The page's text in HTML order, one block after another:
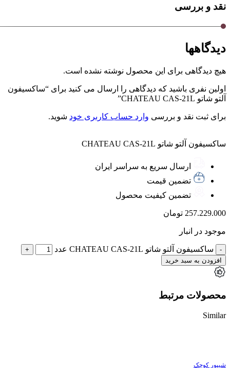
نقد و بررسی
دیدگاهها
هیچ دیدگاهی برای این محصول نوشته نشده است.
اولین نفری باشید که دیدگاهی را ارسال می کنید برای “ساکسیفون
آلتو شاتو CHATEAU CAS-21L”
برای ثبت نقد و بررسی وارد حساب کاربری خود شوید.
ساکسیفون آلتو شاتو CHATEAU CAS-21L
ارسال سریع به سراسر ایران
تضمین قیمت
تضمین کیفیت محصول
257.229.000 تومان
موجود در انبار
ساکسیفون آلتو شاتو CHATEAU CAS-21L عدد
افزودن به سبد خرید
محصولات مرتبط
Similar
شیپور کوچک